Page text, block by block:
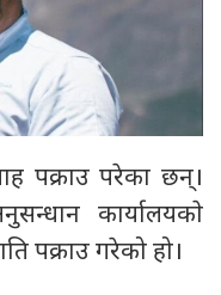
पक्राउ परेका छन्।
कार्यालयकाे
पक्राउ गरेको हो।